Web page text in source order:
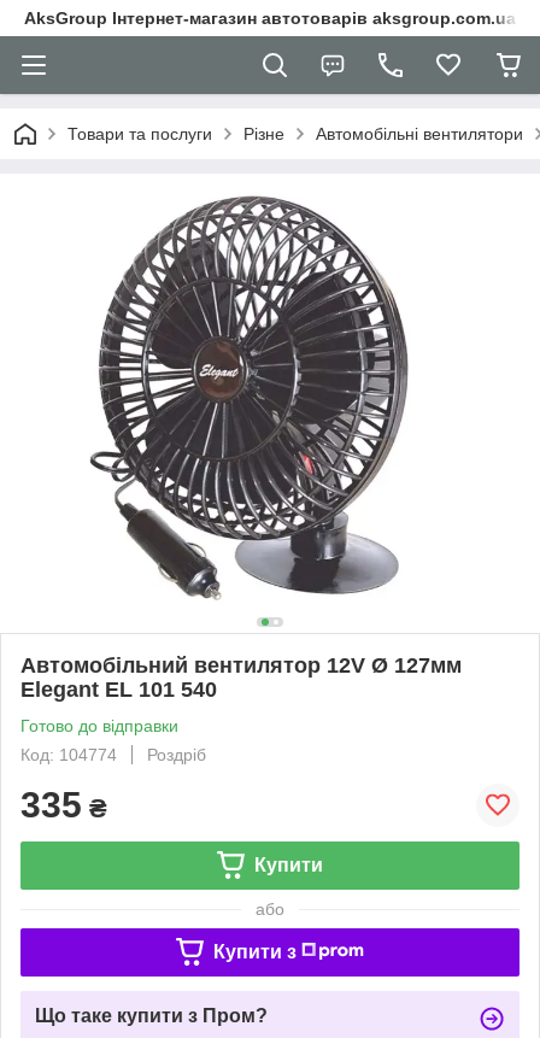
AksGroup Інтернет-магазин автотоварів aksgroup.com.ua
Товари та послуги Різне Автомобільні вентилятори
Автомобільний вентилятор 12V Ø 127мм
Elegant EL 101 540
Готово до відправки
Код: 104774
Роздріб
335 ₴
Купити
або
Купити з
Що таке купити з Пром?